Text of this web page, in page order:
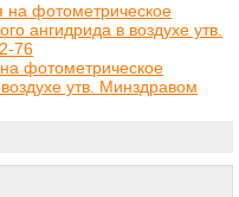
на фотометрическое
ангидрида в воздухе утв.
76
фотометрическое
утв. Минздравом